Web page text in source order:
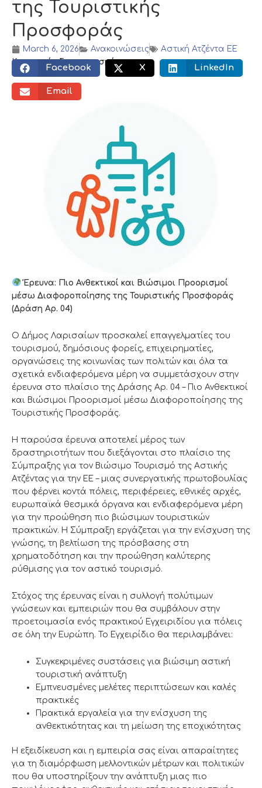
της Τουριστικής
Προσφοράς
March 6, 2026 Ανακοινώσεις
Αστική Ατζέντα ΕΕ
Κοινωνικός διαμοιρασμός:
Facebook X LinkedIn
Email
Έρευνα: Πιο Ανθεκτικοί και Βιώσιμοι Προορισμοί
μέσω Διαφοροποίησης της Τουριστικής Προσφοράς
(Δράση Αρ. 04)
Ο Δήμος Λαρισαίων προσκαλεί επαγγελματίες του
τουρισμού, δημόσιους φορείς, επιχειρηματίες,
οργανώσεις της κοινωνίας των πολιτών και όλα τα
σχετικά ενδιαφερόμενα μέρη να συμμετάσχουν στην
έρευνα στο πλαίσιο της Δράσης Αρ. 04 – Πιο Ανθεκτικοί
και Βιώσιμοι Προορισμοί μέσω Διαφοροποίησης της
Τουριστικής Προσφοράς.
Η παρούσα έρευνα αποτελεί μέρος των
δραστηριοτήτων που διεξάγονται στο πλαίσιο της
Σύμπραξης για τον Βιώσιμο Τουρισμό της Αστικής
Ατζέντας για την ΕΕ – μιας συνεργατικής πρωτοβουλίας
που φέρνει κοντά πόλεις, περιφέρειες, εθνικές αρχές,
ευρωπαϊκά θεσμικά όργανα και ενδιαφερόμενα μέρη
για την προώθηση πιο βιώσιμων τουριστικών
πρακτικών. Η Σύμπραξη εργάζεται για την ενίσχυση της
γνώσης, τη βελτίωση της πρόσβασης στη
χρηματοδότηση και την προώθηση καλύτερης
ρύθμισης για τον αστικό τουρισμό.
Στόχος της έρευνας είναι η συλλογή πολύτιμων
γνώσεων και εμπειριών που θα συμβάλουν στην
προετοιμασία ενός πρακτικού Εγχειριδίου για πόλεις
σε όλη την Ευρώπη. Το Εγχειρίδιο θα περιλαμβάνει:
Συγκεκριμένες συστάσεις για βιώσιμη αστική
τουριστική ανάπτυξη
Εμπνευσμένες μελέτες περιπτώσεων και καλές
πρακτικές
Πρακτικά εργαλεία για την ενίσχυση της
ανθεκτικότητας και τη μείωση της εποχικότητας
Η εξειδίκευση και η εμπειρία σας είναι απαραίτητες
για τη διαμόρφωση μελλοντικών μέτρων και πολιτικών
που θα υποστηρίξουν την ανάπτυξη μιας πιο